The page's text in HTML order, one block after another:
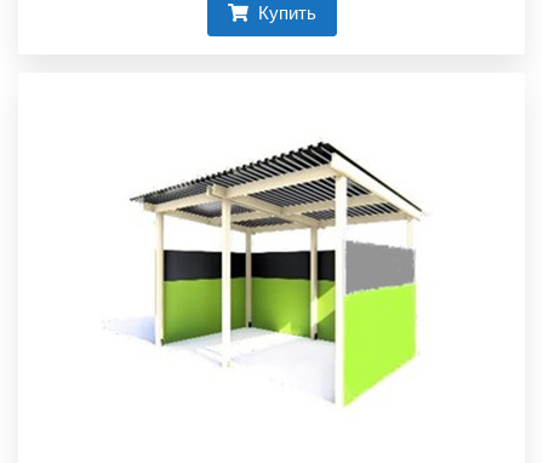
Купить